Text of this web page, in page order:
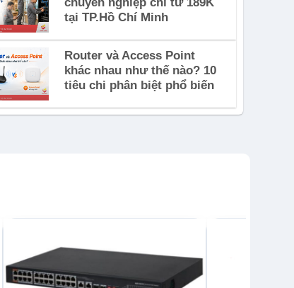
tại TP.Hồ Chí Minh
Router và Access Point
khác nhau như thế nào? 10
tiêu chi phân biệt phổ biến